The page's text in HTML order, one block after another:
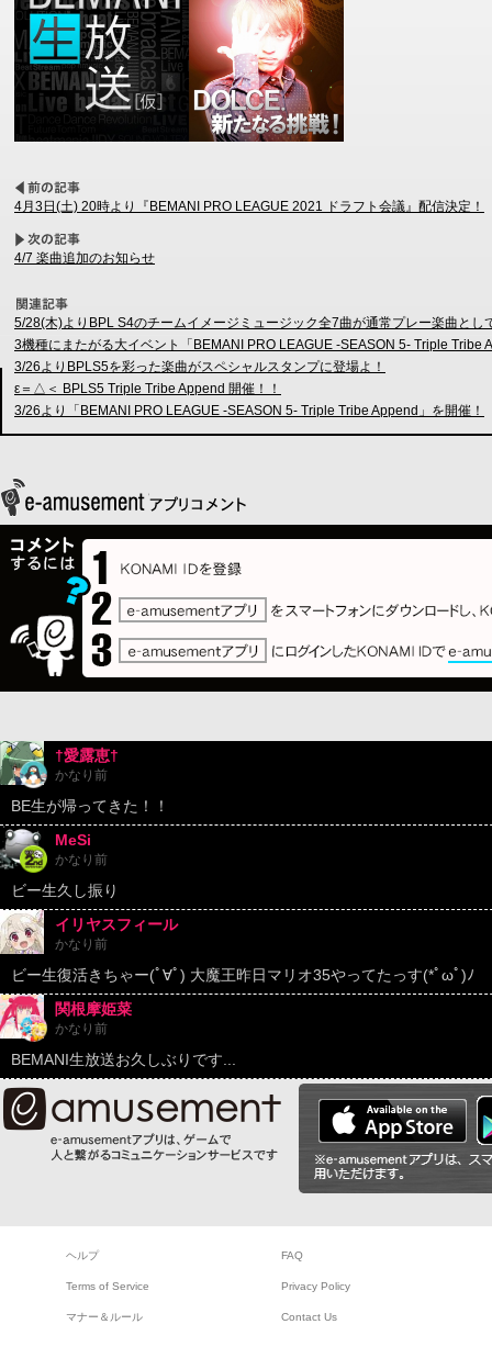
4月3日(土) 20時より『BEMANI PRO LEAGUE 2021 ドラフト会議』配信決定！
4/7 楽曲追加のお知らせ
5/28(木)よりBPL S4のチームイメージミュージック全7曲が通常プレー楽曲とし
3機種にまたがる大イベント「BEMANI PRO LEAGUE -SEASON 5- Triple Tribe
3/26よりBPLS5を彩った楽曲がスペシャルスタンプに登場よ！
ε＝△＜ BPLS5 Triple Tribe Append 開催！！
3/26より「BEMANI PRO LEAGUE -SEASON 5- Triple Tribe Append」を開催！
†愛露恵†
かなり前
BE生が帰ってきた！！
MeSi
かなり前
ビー生久し振り
イリヤスフィール
かなり前
ビー生復活きちゃー(ﾟ∀ﾟ) 大魔王昨日マリオ35やってたっす(*ﾟωﾟ)ﾉ
関根摩姫菜
かなり前
BEMANI生放送お久しぶりです...
ヘルプ FAQ
Terms of Service Privacy Policy
マナー＆ルール Contact Us